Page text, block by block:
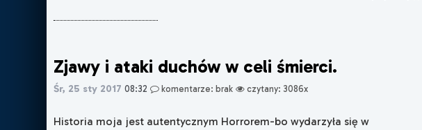
Zjawy i ataki duchów w celi śmierci.
Śr, 25 sty 2017 08:32 komentarze: brak czytany: 3086x
Historia moja jest autentycznym Horrorem-bo wydarzyła się w